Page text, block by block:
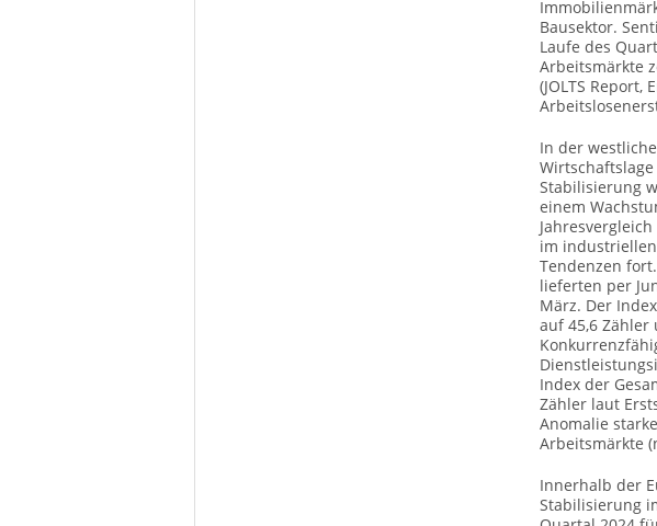
Bausektor.
Laufe des
Arbeitsmärkte
(JOLTS Report,
In der
Stabilisierung
einem
im
Tendenzen
lieferten per
März. Der
auf 45,6
Index der
Zähler laut
Anomalie
Arbeitsmärkte
Innerhalb der
Stabilisierung